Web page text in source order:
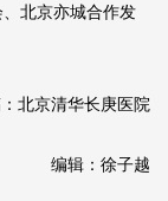
北京亦城合作发
北京清华长庚医院
编辑：徐子越